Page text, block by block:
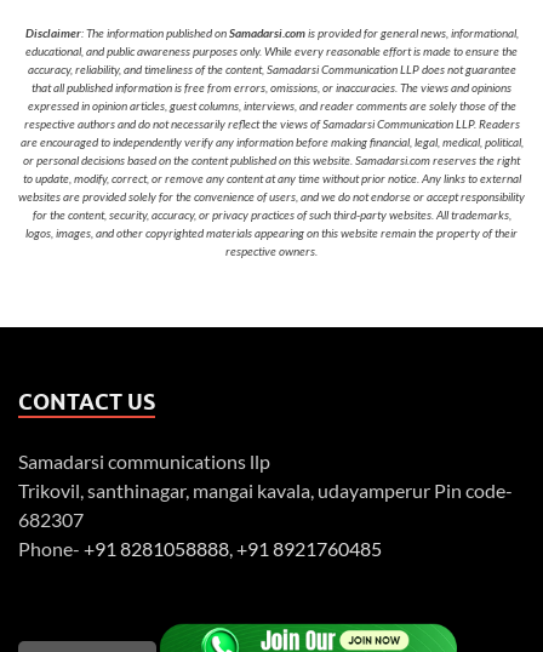
Disclaimer: The information published onSamadarsi.comis provided for general news, informational,
educational, and public awareness purposes only. While every reasonable effort is made to ensure the
accuracy, reliability, and timeliness of the content, Samadarsi Communication LLP does not guarantee
that all published information is free from errors, omissions, or inaccuracies. The views and opinions
expressed in opinion articles, guest columns, interviews, and reader comments are solely those of the
respective authors and do not necessarily reflect the views of Samadarsi Communication LLP. Readers
are encouraged to independently verify any information before making financial, legal, medical, political,
or personal decisions based on the content published on this website. Samadarsi.com reserves the right
to update, modify, correct, or remove any content at any time without prior notice. Any links to external
websites are provided solely for the convenience of users, and we do not endorse or accept responsibility
for the content, security, accuracy, or privacy practices of such third-party websites. All trademarks,
logos, images, and other copyrighted materials appearing on this website remain the property of their
respective owners.
CONTACT US
Samadarsi communications llp
Trikovil, santhinagar, mangai kavala, udayamperur Pin code-
682307
Phone- +91 8281058888,+91 8921760485